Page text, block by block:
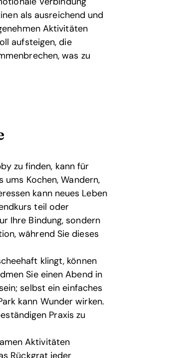
als ausreichend und
Aktivitäten
aufsteigen, die
was zu
zu finden, kann für
ums Kochen, Wandern,
kann neues Leben
teil oder
Ihre Bindung, sondern
während Sie dieses
klingt, können
Sie einen Abend in
selbst ein einfaches
kann Wunder wirken.
Praxis zu
Aktivitäten
Rückgrat jeder